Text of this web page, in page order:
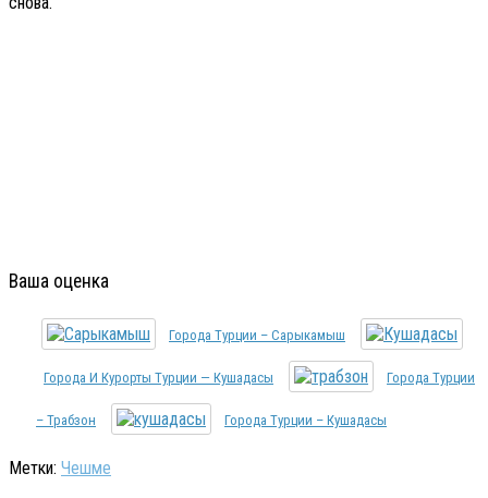
Ваша оценка
Города Турции – Сарыкамыш
Города И Курорты Турции — Кушадасы Города Турции
– Трабзон Города Турции – Кушадасы
Метки: Чешме